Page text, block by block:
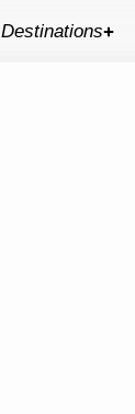
Destinations